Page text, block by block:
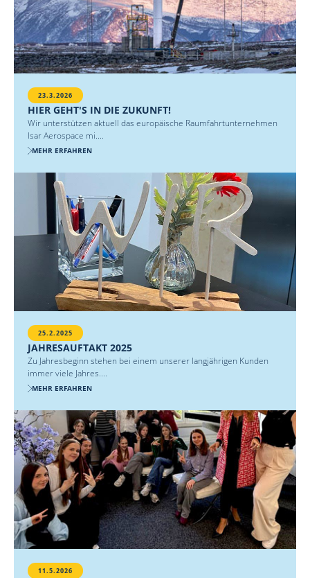
23.3.2026
HIER GEHT'S IN DIE ZUKUNFT!
Wir unterstützen aktuell das europäische Raumfahrtunternehmen
Isar Aerospace mi....
MEHR ERFAHREN
25.2.2025
JAHRESAUFTAKT 2025
Zu Jahresbeginn stehen bei einem unserer langjährigen Kunden
immer viele Jahres....
MEHR ERFAHREN
11.5.2026